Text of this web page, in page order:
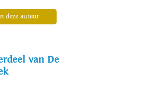
deze auteur
van De